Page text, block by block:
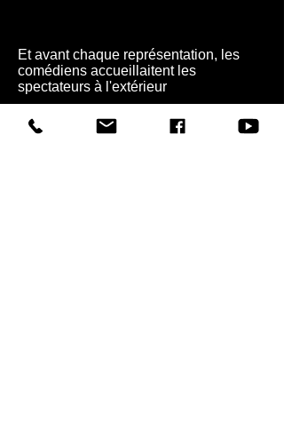
Et avant chaque représentation, les
comédiens accueillaitent les
spectateurs à l'extérieur